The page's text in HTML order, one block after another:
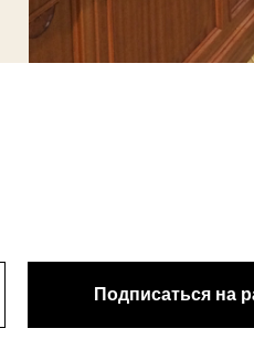
Подписаться на